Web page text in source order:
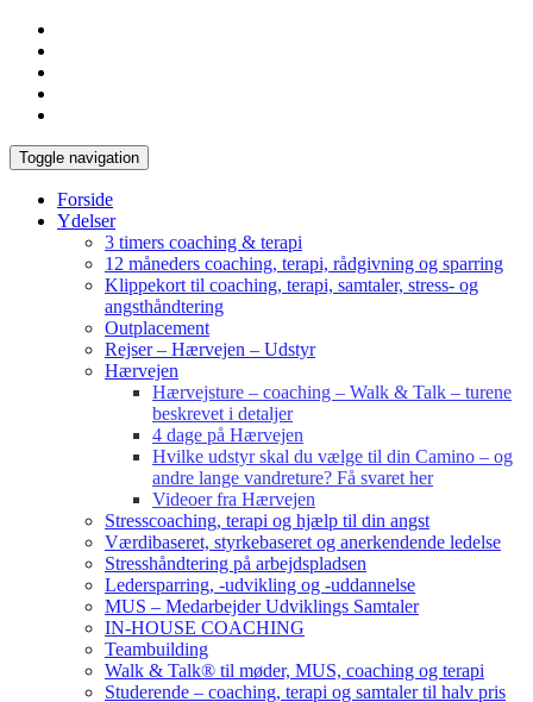
Toggle navigation
Forside
Ydelser
3 timers coaching & terapi
12 måneders coaching, terapi, rådgivning og sparring
Klippekort til coaching, terapi, samtaler, stress- og
angsthåndtering
Outplacement
Rejser – Hærvejen – Udstyr
Hærvejen
Hærvejsture – coaching – Walk & Talk – turene
beskrevet i detaljer
4 dage på Hærvejen
Hvilke udstyr skal du vælge til din Camino – og
andre lange vandreture? Få svaret her
Videoer fra Hærvejen
Stresscoaching, terapi og hjælp til din angst
Værdibaseret, styrkebaseret og anerkendende ledelse
Stresshåndtering på arbejdspladsen
Ledersparring, -udvikling og -uddannelse
MUS – Medarbejder Udviklings Samtaler
IN-HOUSE COACHING
Teambuilding
Walk & Talk® til møder, MUS, coaching og terapi
Studerende – coaching, terapi og samtaler til halv pris